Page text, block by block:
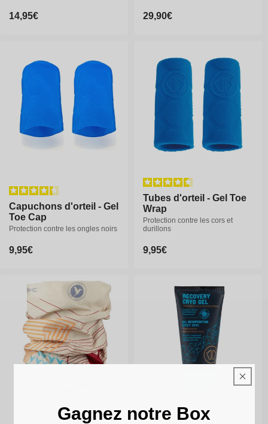
Prix
14,95€
Prix
29,90€
Capuchons d'orteil - Gel
Toe Cap
Protection contre les ongles noirs
Prix
9,95€
Tubes d'orteil - Gel Toe
Wrap
Protection contre les cors et
durillons
Prix
9,95€
Gagnez notre Box